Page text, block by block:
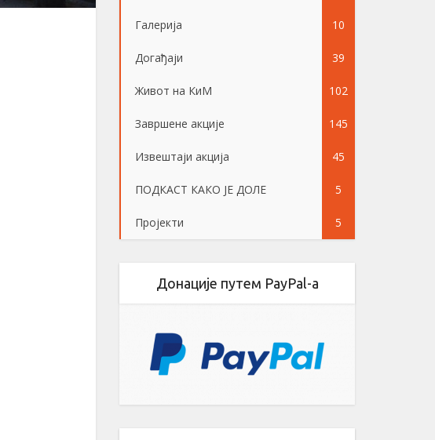
Галерија 10
Догађаји 39
Живот на КиМ 102
Завршене акције 145
Извештаји акција 45
ПОДКАСТ КАКО ЈЕ ДОЛЕ 5
Пројекти 5
Донације путем PayPal-a